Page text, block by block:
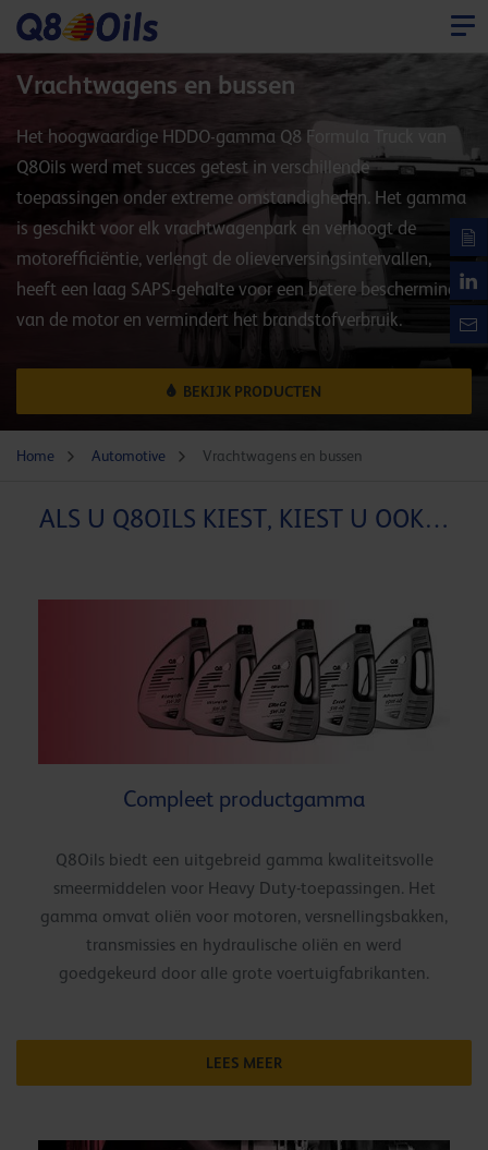
Vrachtwagens en bussen
Het hoogwaardige HDDO-gamma Q8 Formula Truck van
Q8Oils werd met succes getest in verschillende
toepassingen onder extreme omstandigheden. Het gamma
is geschikt voor elk vrachtwagenpark en verhoogt de
motorefficiëntie, verlengt de olieverversingsintervallen,
heeft een laag SAPS-gehalte voor een betere bescherming
van de motor en vermindert het brandstofverbruik.
BEKIJK PRODUCTEN
Home Automotive Vrachtwagens en bussen
ALS U Q8OILS KIEST, KIEST U OOK…
Compleet productgamma
Q8Oils biedt een uitgebreid gamma kwaliteitsvolle
smeermiddelen voor Heavy Duty-toepassingen. Het
gamma omvat oliën voor motoren, versnellingsbakken,
transmissies en hydraulische oliën en werd
goedgekeurd door alle grote voertuigfabrikanten.
LEES MEER